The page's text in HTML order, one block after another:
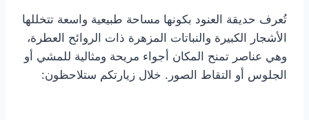
تُعرف حديقة العنود بكونها مساحة طبيعية واسعة تتخللها
الأشجار الكبيرة والنباتات المزهرة ذات الروائح العطرة،
وهي عناصر تمنح المكان أجواء مريحة ومثالية للمشي أو
الجلوس أو التقاط الصور. خلال زيارتكم ستلاحظون: